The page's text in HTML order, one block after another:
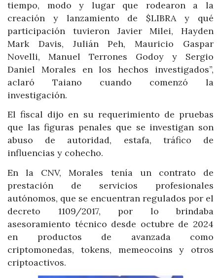
tiempo, modo y lugar que rodearon a la
creación y lanzamiento de $LIBRA y qué
participación tuvieron Javier Milei, Hayden
Mark Davis, Julián Peh, Mauricio Gaspar
Novelli, Manuel Terrones Godoy y Sergio
Daniel Morales en los hechos investigados”,
aclaró Taiano cuando comenzó la
investigación.
El fiscal dijo en su requerimiento de pruebas
que las figuras penales que se investigan son
abuso de autoridad, estafa, tráfico de
influencias y cohecho.
En la CNV, Morales tenía un contrato de
prestación de servicios profesionales
autónomos, que se encuentran regulados por el
decreto 1109/2017, por lo brindaba
asesoramiento técnico desde octubre de 2024
en productos de avanzada como
criptomonedas, tokens, memeocoins y otros
criptoactivos.